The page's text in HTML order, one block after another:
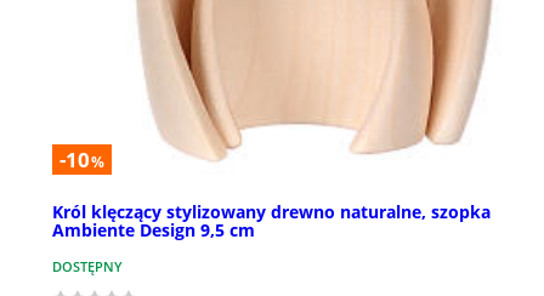
-10%
Król klęczący stylizowany drewno naturalne, szopka
Ambiente Design 9,5 cm
DOSTĘPNY